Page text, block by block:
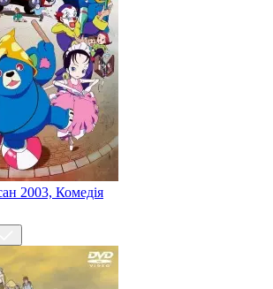
2003, Комедія